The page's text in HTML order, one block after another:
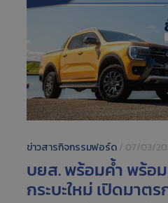
ข่าวสารกิจกรรมฟอร์ด/ 07/03/
บยส. พร้อมค้ำ พร้อ
กระบะใหม่ เปิดมาตร